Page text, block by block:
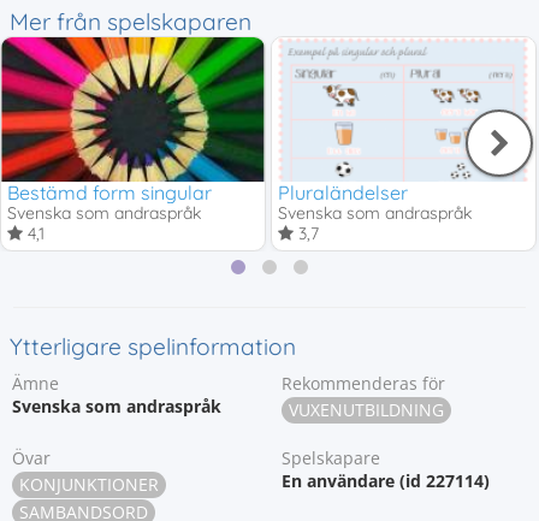
Mer från spelskaparen
Bestämd form singular
Svenska som andraspråk
4,1
Pluraländelser
Svenska som andraspråk
3,7
Ytterligare spelinformation
Ämne
Svenska som andraspråk
Rekommenderas för
VUXENUTBILDNING
Övar
KONJUNKTIONER
SAMBANDSORD
Spelskapare
En användare (id 227114)